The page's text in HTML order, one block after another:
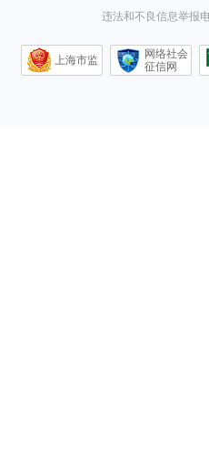
违法和不良信息举报
上海市监
网络社会
征信网